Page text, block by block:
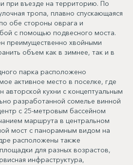
при въезде на территорию. По
тропа, плавно спускающаяся
обе стороны оврага и
с помощью подвесного моста.
преимущественно хвойными
объем как в зимнее, так и в
парка расположено
активное место в поселке, где
кухни с концептуальным
разработанной сомелье винной
с 25-метровым бассейном
маршрута в центральном
мост с панорамным видом на
расположены также
для разных возрастов,
инфраструктура,